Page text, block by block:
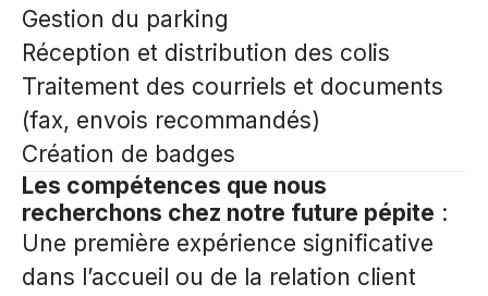
Gestion du parking
Réception et distribution des colis
Traitement des courriels et documents
(fax, envois recommandés)
Création de badges
Les compétences que nous
recherchons chez notre future pépite :
Une première expérience significative
dans l’accueil ou de la relation client